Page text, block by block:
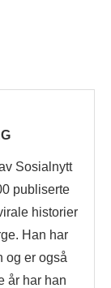
Sosialnytt
publiserte
historier
Han har
og er også
år har han